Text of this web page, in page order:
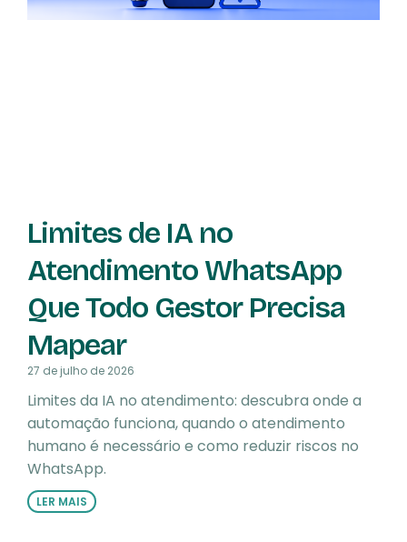
Limites de IA no
Atendimento WhatsApp
Que Todo Gestor Precisa
Mapear
27 de julho de 2026
Limites da IA no atendimento: descubra onde a
automação funciona, quando o atendimento
humano é necessário e como reduzir riscos no
WhatsApp.
LER MAIS